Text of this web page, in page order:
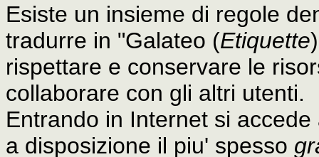
Esiste un insieme di regole
tradurre in "Galateo (Etiquette
rispettare e conservare le
collaborare con gli altri utenti.
Entrando in Internet si
a disposizione il piu' spesso